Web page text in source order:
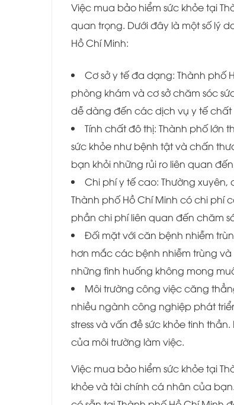
Việc mua bảo hiểm sức khỏe tại
quan trọng. Dưới đây là một số lý
Hồ Chí Minh:
Cơ sở y tế đa dạng: Thành phố
phòng khám và cơ sở chăm sóc
dễ dàng đến các dịch vụ y tế chất
Tính chất đô thị: Thành phố
sức khỏe như bệnh tật và chấn
bạn khỏi những rủi ro liên quan
Chi phí y tế cao: Thường
Thành phố Hồ Chí Minh có chi phí
phần chi phí liên quan đến chăm
Đối mặt với căn bệnh nhiễm
hơn mắc các bệnh nhiễm trùng
những tình huống không mong
Môi trường công việc căng
nhiều ngành công nghiệp phát
stress và vấn đề sức khỏe tinh
của môi trường làm việc.
Việc mua bảo hiểm sức khỏe tại
khỏe và tài chính cá nhân của